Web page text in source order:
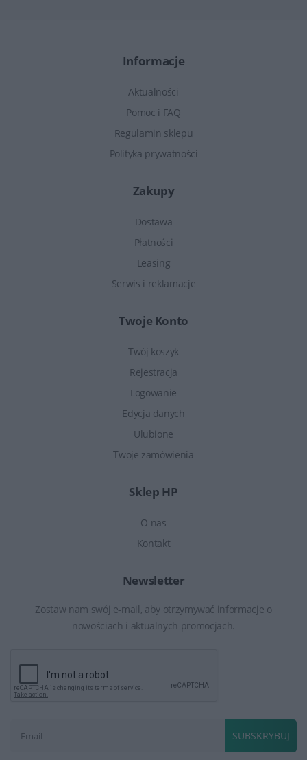
Informacje
Aktualności
Pomoc i FAQ
Regulamin sklepu
Polityka prywatności
Zakupy
Dostawa
Płatności
Leasing
Serwis i reklamacje
Twoje Konto
Twój koszyk
Rejestracja
Logowanie
Edycja danych
Ulubione
Twoje zamówienia
Sklep HP
O nas
Kontakt
Newsletter
Zostaw nam swój e-mail, aby otrzymywać informacje o
nowościach i aktualnych promocjach.
SUBSKRYBUJ